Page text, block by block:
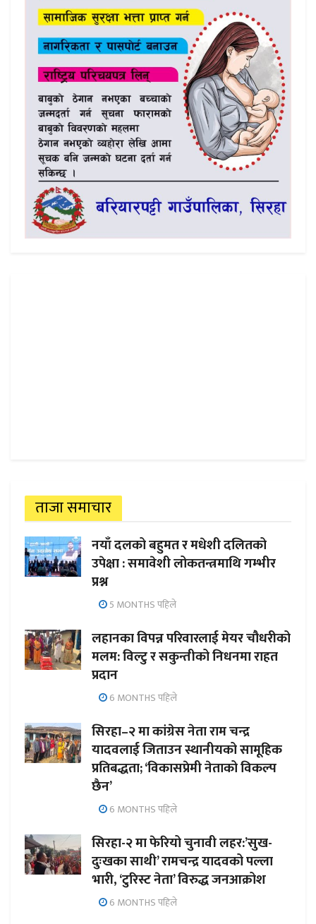
ताजा समाचार
नयाँ दलको बहुमत र मधेशी दलितको
उपेक्षा : समावेशी लोकतन्त्रमाथि गम्भीर
प्रश्न
5 MONTHS पहिले
लहानका विपन्न परिवारलाई मेयर चौधरीको
मलम: विल्टु र सकुन्तीको निधनमा राहत
प्रदान
6 MONTHS पहिले
सिरहा–२ मा कांग्रेस नेता राम चन्द्र
यादवलाई जिताउन स्थानीयको सामूहिक
प्रतिबद्धता; ‘विकासप्रेमी नेताको विकल्प
छैन’
6 MONTHS पहिले
सिरहा-२ मा फेरियो चुनावी लहर:’सुख-
दुःखका साथी’ रामचन्द्र यादवको पल्ला
भारी, ‘टुरिस्ट नेता’ विरुद्ध जनआक्रोश
6 MONTHS पहिले